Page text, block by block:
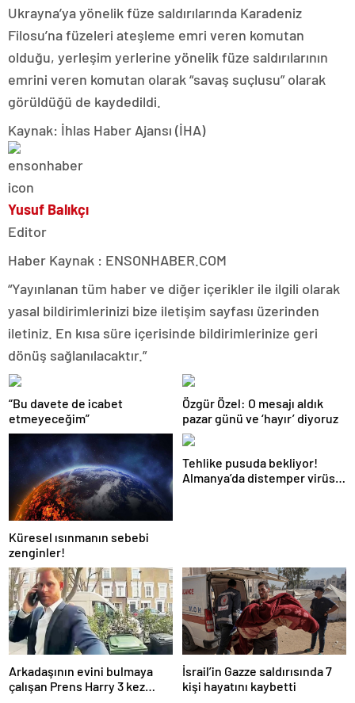
Ukrayna’ya yönelik füze saldırılarında Karadeniz
Filosu’na füzeleri ateşleme emri veren komutan
olduğu, yerleşim yerlerine yönelik füze saldırılarının
emrini veren komutan olarak “savaş suçlusu” olarak
görüldüğü de kaydedildi.
Kaynak: İhlas Haber Ajansı (İHA)
Yusuf Balıkçı
Editor
Haber Kaynak : ENSONHABER.COM
“Yayınlanan tüm haber ve diğer içerikler ile ilgili olarak
yasal bildirimlerinizi bize iletişim sayfası üzerinden
iletiniz. En kısa süre içerisinde bildirimlerinize geri
dönüş sağlanılacaktır.”
“Bu davete de icabet
etmeyeceğim”
Özgür Özel: O mesajı aldık
pazar günü ve ‘hayır’ diyoruz
Küresel ısınmanın sebebi
zenginler!
Tehlike pusuda bekliyor!
Almanya’da distemper virüsü
Arkadaşının evini bulmaya
çalışan Prens Harry 3 kez
İsrail’in Gazze saldırısında 7
kişi hayatını kaybetti